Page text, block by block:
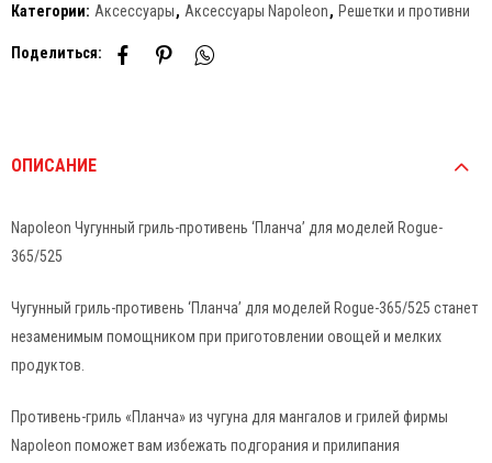
Категории: Аксессуары, Аксессуары Napoleon, Решетки и противни
Поделиться:
ОПИСАНИЕ
Napoleon Чугунный гриль-противень ‘Планча’ для моделей Rogue-
365/525
Чугунный гриль-противень ‘Планча’ для моделей Rogue-365/525 станет
незаменимым помощником при приготовлении овощей и мелких
продуктов.
Противень-гриль «Планча» из чугуна для мангалов и грилей фирмы
Napoleon поможет вам избежать подгорания и прилипания